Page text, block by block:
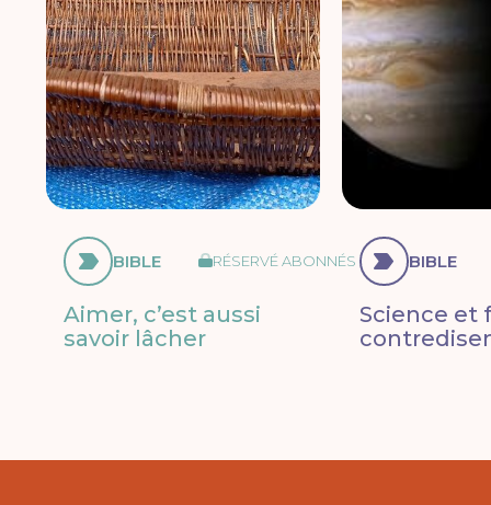
BIBLE RÉSERVÉ ABONNÉS
Aimer, c’est aussi
savoir lâcher
BIBLE
Science et